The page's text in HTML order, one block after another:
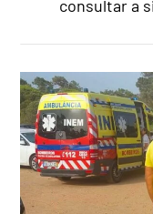
consultar a